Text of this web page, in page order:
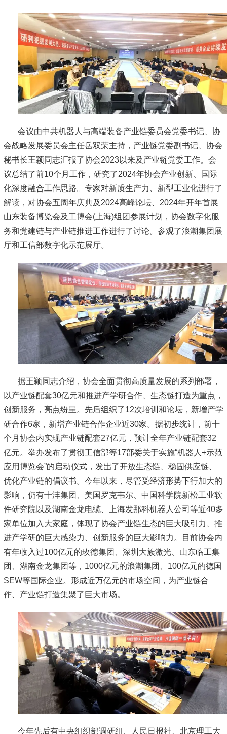
会议由中共机器人与高端装备产业链委员会党委书记、协
会战略发展委员会主任岳双荣主持，产业链党委副书记、协会
秘书长王颖同志汇报了协会2023以来及产业链党委工作。会
议总结了前10个月工作，研究了2024年协会产业创新、国际
化深度融合工作思路。专家对新质生产力、新型工业化进行了
解读，对协会五周年庆典及2024高峰论坛、2024年开年首展
山东装备博览会及工博会(上海)组团参展计划，协会数字化服
务和党建链与产业链推进工作进行了讨论。参观了浪潮集团展
厅和工信部数字化示范展厅。
据王颖同志介绍，协会全面贯彻高质量发展的系列部署，
以产业链配套30亿元和推进产学研合作、生态链打造为重点，
创新服务，亮点纷呈。先后组织了12次培训和论坛，新增产学
研合作6家，新增产业链合作企业近30家。据初步统计，前十
个月协会内实现产业链配套27亿元，预计全年产业链配套32
亿元。举办发布了贯彻工信部等17部委关于实施“机器人+示范
应用博览会”的启动仪式，发岀了开放生态链、稳固供应链、
优化产业链的倡议书。今年以来，尽管受经济形势下行加大的
影响，仍有十沣集团、美国罗克韦尔、中国科学院新松工业软
件研究院以及湖南金龙电缆、上海发那科机器人公司等近40多
家单位加入大家庭，体现了协会产业链生态的巨大吸引力、推
进产学研的巨大感染力、创新服务的巨大影响力。目前协会内
有年收入过100亿元的玫德集团、深圳大族激光、山东临工集
团、湖南金龙集团等，1000亿元的浪潮集团、100亿元的德国
SEW等国际企业。形成近万亿元的市场空间，为产业链合
作、产业链打造集聚了巨大市场。
今年先后有中央组织部调研组、人民日报社、北京理工大